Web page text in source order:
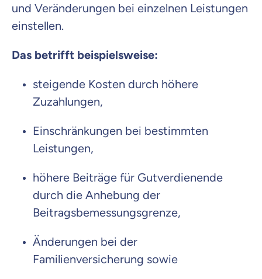
und Veränderungen bei einzelnen Leistungen
einstellen.
Das betrifft beispielsweise:
steigende Kosten durch höhere
Zuzahlungen,
Einschränkungen bei bestimmten
Leistungen,
höhere Beiträge für Gutverdienende
durch die Anhebung der
Beitragsbemessungsgrenze,
Änderungen bei der
Familienversicherung sowie